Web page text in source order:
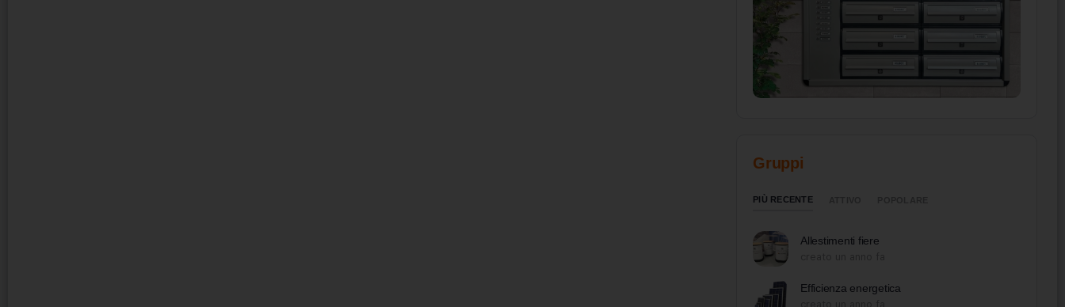
Gruppi
PIÙ RECENTE
Allestimenti fiere
Efficienza energetica